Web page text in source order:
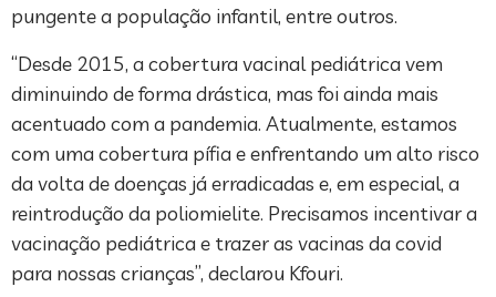
pungente a população infantil, entre outros.
“Desde 2015, a cobertura vacinal pediátrica vem
diminuindo de forma drástica, mas foi ainda mais
acentuado com a pandemia. Atualmente, estamos
com uma cobertura pífia e enfrentando um alto risco
da volta de doenças já erradicadas e, em especial, a
reintrodução da poliomielite. Precisamos incentivar a
vacinação pediátrica e trazer as vacinas da covid
para nossas crianças”, declarou Kfouri.